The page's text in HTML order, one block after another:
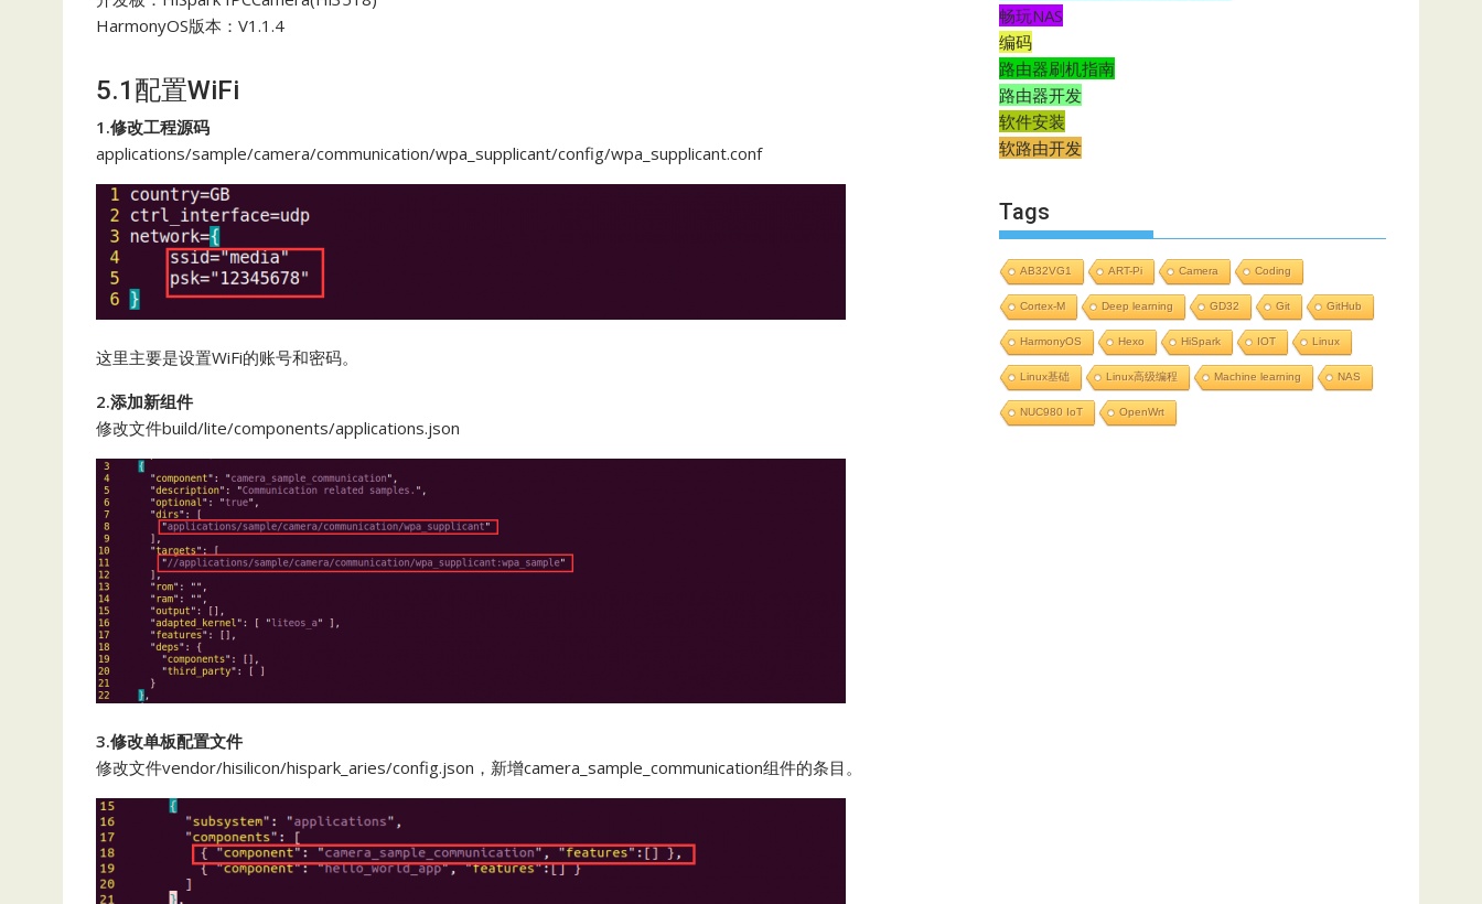
HarmonyOS版本：V1.1.4
5.1配置WiFi
1.修改工程源码
applications/sample/camera/communication/wpa_supplicant/config/wpa_supplicant.conf
这里主要是设置WiFi的账号和密码。
2.添加新组件
修改文件build/lite/components/applications.json
3.修改单板配置文件
修改文件vendor/hisilicon/hispark_aries/config.json，新增camera_sample_communication组件的条目。
畅玩NAS
编码
路由器刷机指南
路由器开发
软件安装
软路由开发
Tags
AB32VG1 ART-Pi Camera Coding
Cortex-M Deep learning GD32 Git GitHub
HarmonyOS Hexo HiSpark IOT Linux
Linux基础 Linux高级编程 Machine learning NAS
NUC980 IoT OpenWrt